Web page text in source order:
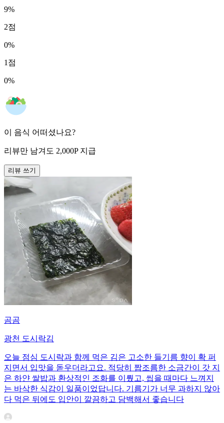
9%
2점
0%
1 점
0%
이 음식 어떠셨나요?
리뷰만 남겨도 2,000P 지급
리뷰 쓰기
곰곰
광천 도시락김
오늘 점심 도시락과 함께 먹은 김은 고소한 들기름 향이 확 퍼
지면서 입맛을 돋우더라고요. 적당히 짭조름한 소금간이 갓 지
은 하얀 쌀밥과 환상적인 조화를 이뤘고, 씹을 때마다 느껴지
는 바삭한 식감이 일품이었답니다. 기름기가 너무 과하지 않아
다 먹은 뒤에도 입안이 깔끔하고 담백해서 좋습니다